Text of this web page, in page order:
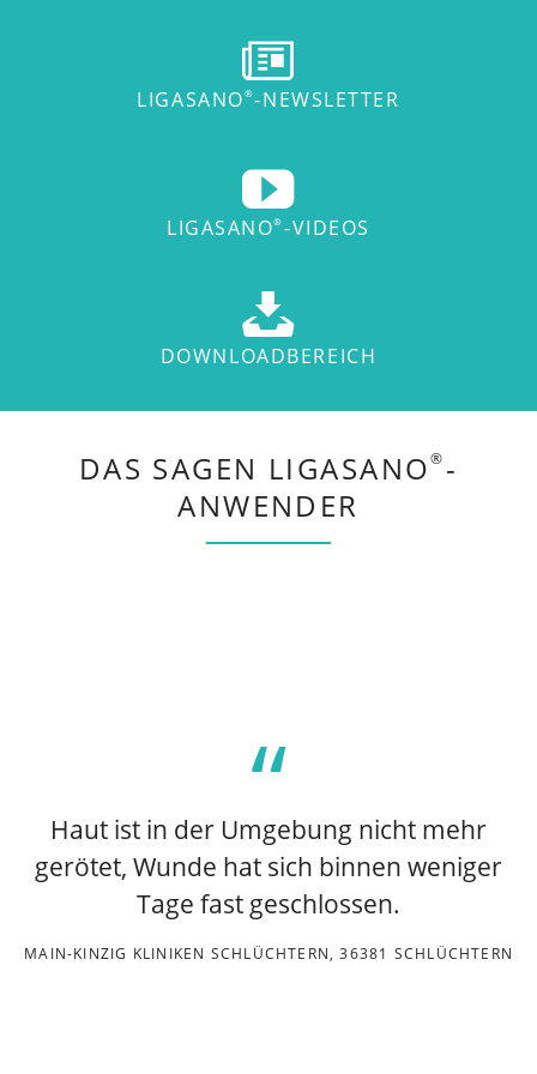
LIGASANO ®-NEWSLETTER
LIGASANO® -VIDEOS
DOWNLOADBEREICH
DAS SAGEN LIGASANO® -
ANWENDER
Haut ist in der Umgebung nicht mehr
gerötet, Wunde hat sich binnen weniger
Tage fast geschlossen.
MAIN-KINZIG KLINIKEN SCHLÜCHTERN, 36381 SCHLÜCHTERN